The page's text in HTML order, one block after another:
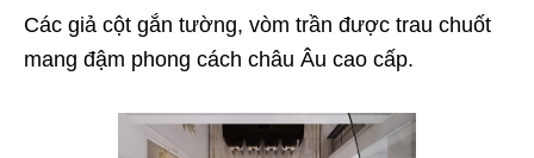
Các giả cột gắn tường, vòm trần được trau chuốt
mang đậm phong cách châu Âu cao cấp.